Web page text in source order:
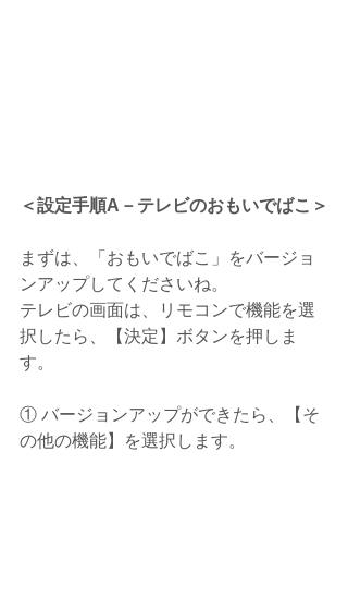
＜設定手順A－テレビのおもいでばこ＞
まずは、「おもいでばこ」をバージョ
ンアップしてくださいね。
テレビの画面は、リモコンで機能を選
択したら、【決定】ボタンを押しま
す。
① バージョンアップができたら、【そ
の他の機能】を選択します。